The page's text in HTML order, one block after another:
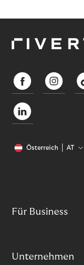
Österreich AT
Für Business
Unternehmen